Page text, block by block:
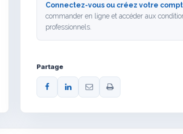
Connectez-vous ou créez votre
commander en ligne et accéder aux
professionnels.
Partage